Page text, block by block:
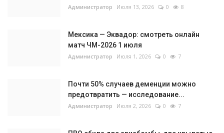
Администратор Июля 13, 2026 0 8
Мексика — Эквадор: смотреть онлайн
матч ЧМ-2026 1 июля
Администратор Июля 1, 2026 0 7
Почти 50% случаев деменции можно
предотвратить — исследование...
Администратор Июля 2, 2026 0 7